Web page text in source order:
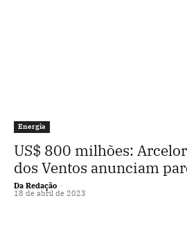
Energia
US$ 800 milhões:
dos Ventos anunciam
Da Redação -
18 de abril de 2023